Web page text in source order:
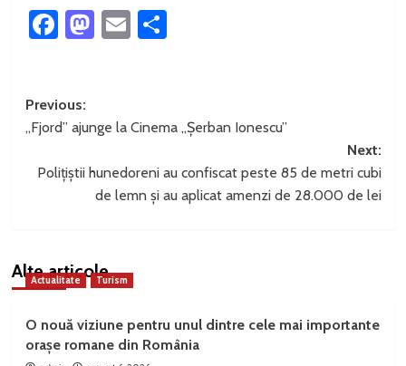
Facebook
Mastodon
EmailPartajează
Post
navigation
Previous:
„Fjord” ajunge la Cinema „Șerban Ionescu”
Next:
Polițiștii hunedoreni au confiscat peste 85 de metri cubi
de lemn și au aplicat amenzi de 28.000 de lei
Alte articole
Actualitate Turism
O nouă viziune pentru unul dintre cele mai importante
orașe romane din România